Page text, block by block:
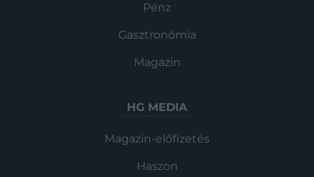
Pénz
Gasztronómia
Magazin
HG MEDIA
Magazin-előfizetés
Haszon